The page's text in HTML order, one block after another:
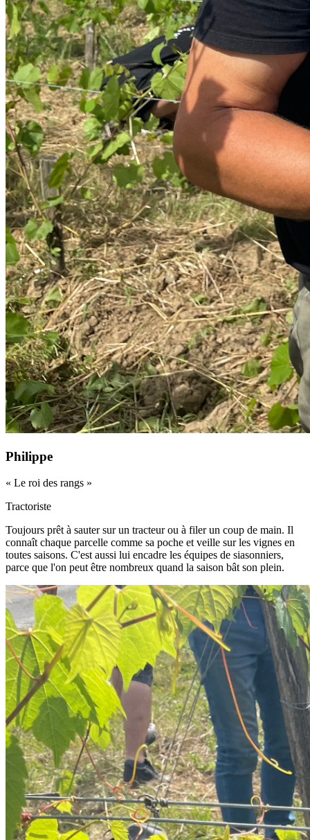
Philippe
« Le roi des rangs »
Tractoriste
Toujours prêt à sauter sur un tracteur ou à filer un coup de main. Il
connaît chaque parcelle comme sa poche et veille sur les vignes en
toutes saisons. C'est aussi lui encadre les équipes de siasonniers,
parce que l'on peut être nombreux quand la saison bât son plein.